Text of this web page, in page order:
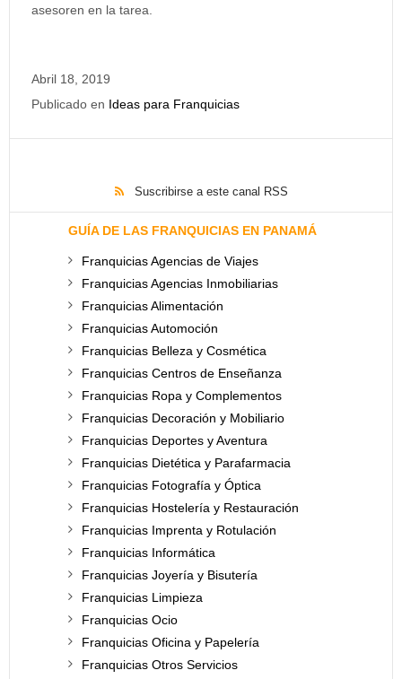
asesoren en la tarea.
Abril 18, 2019
Publicado en Ideas para Franquicias
Suscribirse a este canal RSS
GUÍA DE LAS FRANQUICIAS EN PANAMÁ
Franquicias Agencias de Viajes
Franquicias Agencias Inmobiliarias
Franquicias Alimentación
Franquicias Automoción
Franquicias Belleza y Cosmética
Franquicias Centros de Enseñanza
Franquicias Ropa y Complementos
Franquicias Decoración y Mobiliario
Franquicias Deportes y Aventura
Franquicias Dietética y Parafarmacia
Franquicias Fotografía y Óptica
Franquicias Hostelería y Restauración
Franquicias Imprenta y Rotulación
Franquicias Informática
Franquicias Joyería y Bisutería
Franquicias Limpieza
Franquicias Ocio
Franquicias Oficina y Papelería
Franquicias Otros Servicios